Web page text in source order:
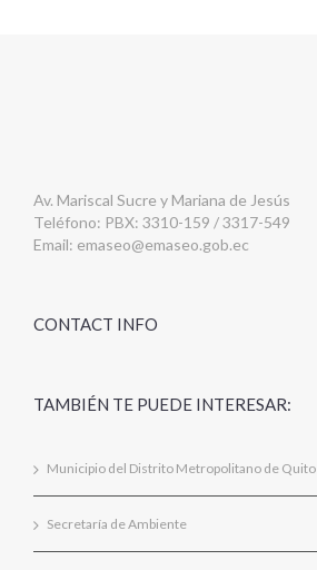
Av. Mariscal Sucre y Mariana de Jesús
Teléfono: PBX: 3310-159 / 3317-549
Email: emaseo@emaseo.gob.ec
CONTACT INFO
TAMBIÉN TE PUEDE INTERESAR:
Municipio del Distrito Metropolitano de Quito
Secretaría de Ambiente